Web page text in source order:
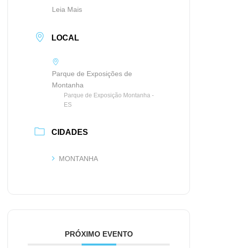
Leia Mais
LOCAL
Parque de Exposições de
Montanha
Parque de Exposição Montanha -
ES
CIDADES
MONTANHA
PRÓXIMO EVENTO